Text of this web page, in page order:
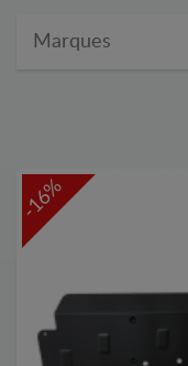
Marques
-16%